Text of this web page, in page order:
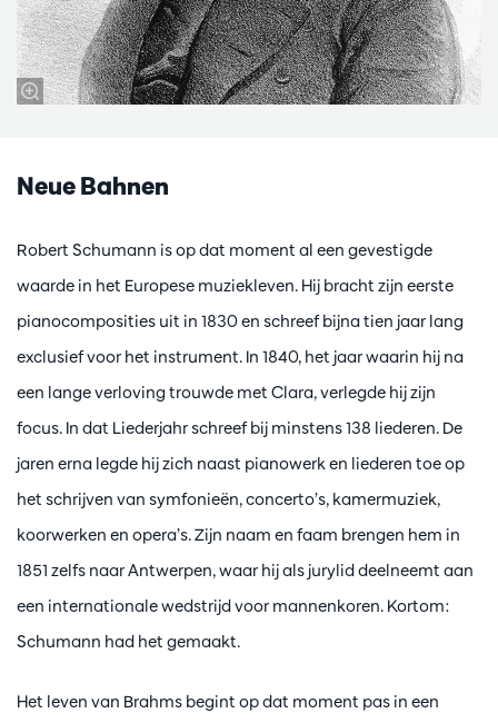
Neue Bahnen
Robert Schumann is op dat moment al een gevestigde
waarde in het Europese muziekleven. Hij bracht zijn eerste
pianocomposities uit in 1830 en schreef bijna tien jaar lang
exclusief voor het instrument. In 1840, het jaar waarin hij na
een lange verloving trouwde met Clara, verlegde hij zijn
focus. In dat Liederjahr schreef bij minstens 138 liederen. De
jaren erna legde hij zich naast pianowerk en liederen toe op
het schrijven van symfonieën, concerto’s, kamermuziek,
koorwerken en opera’s. Zijn naam en faam brengen hem in
1851 zelfs naar Antwerpen, waar hij als jurylid deelneemt aan
een internationale wedstrijd voor mannenkoren. Kortom:
Schumann had het gemaakt.
Het leven van Brahms begint op dat moment pas in een